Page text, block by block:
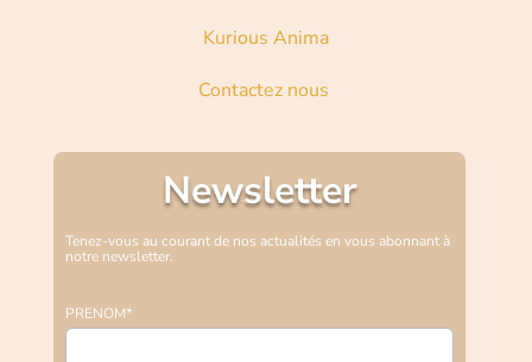
Kurious Anima
Contactez nous
Newsletter
Tenez-vous au courant de nos actualités en vous abonnant à
notre newsletter.
PRENOM*